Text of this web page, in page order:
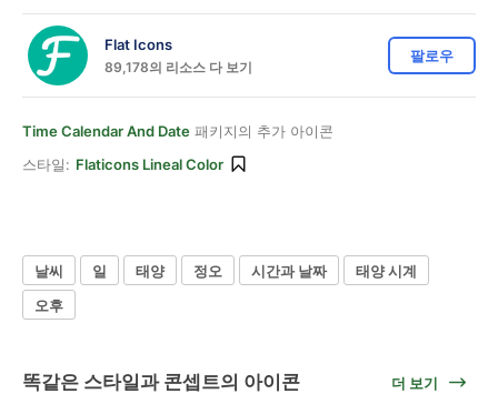
Flat Icons
89,178의 리소스 다 보기
팔로우
Time Calendar And Date 패키지의 추가 아이콘
스타일: Flaticons Lineal Color
날씨 일 태양 정오 시간과 날짜
태양 시계
오후
똑같은 스타일과 콘셉트의 아이콘 더 보기